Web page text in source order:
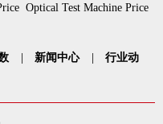
Optical Test Machine Price
新闻中心
行业动